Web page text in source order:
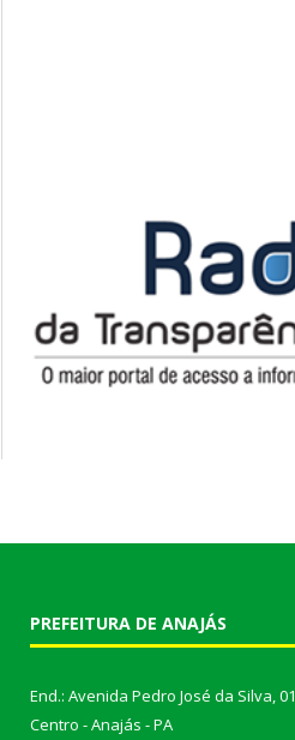
PREFEITURA DE ANAJÁS
End.: Avenida Pedro José da Silva, 01
Centro - Anajás - PA